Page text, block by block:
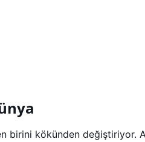
birini kökünden değiştiriyor.